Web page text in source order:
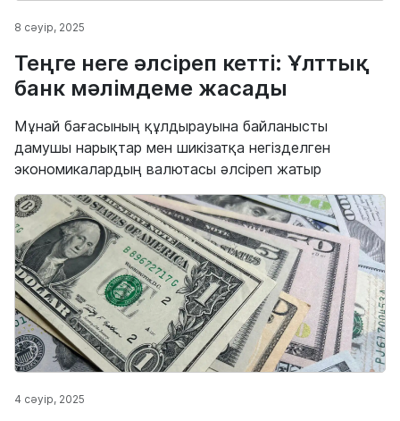
8 сәуір, 2025
Теңге неге әлсіреп кетті: Ұлттық
банк мәлімдеме жасады
Мұнай бағасының құлдырауына байланысты
дамушы нарықтар мен шикізатқа негізделген
экономикалардың валютасы әлсіреп жатыр
4 сәуір, 2025